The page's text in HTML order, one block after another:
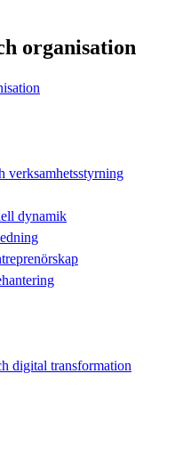
organisation
verksamhetsstyrning
dynamik
digital transformation